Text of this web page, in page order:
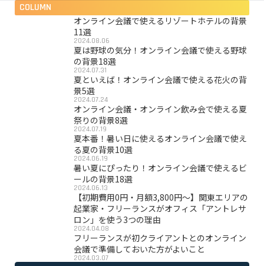
COLUMN
オンライン会議で使えるリゾートホテルの背景
11選
2024.08.06
夏は野球の気分！オンライン会議で使える野球
の背景18選
2024.07.31
夏といえば！オンライン会議で使える花火の背
景5選
2024.07.24
オンライン会議・オンライン飲み会で使える夏
祭りの背景8選
2024.07.19
夏本番！暑い日に使えるオンライン会議で使え
る夏の背景10選
2024.06.19
暑い夏にぴったり！オンライン会議で使えるビ
ールの背景18選
2024.06.13
【初期費用0円・月額3,800円〜】関東エリアの
起業家・フリーランスがオフィス「アントレサ
ロン」を使う3つの理由
2024.04.08
フリーランスが初クライアントとのオンライン
会議で準備しておいた方がよいこと
2024.03.07